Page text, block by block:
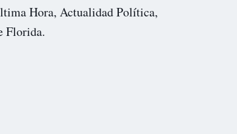
Hora, Actualidad Política,
Florida.